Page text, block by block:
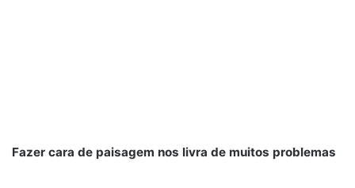
Fazer cara de paisagem nos livra de muitos problemas